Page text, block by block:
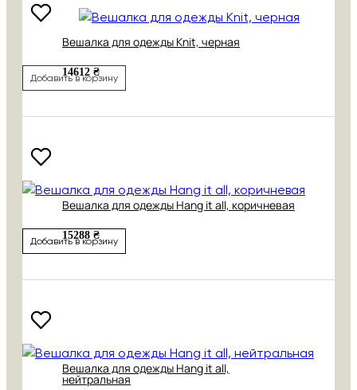
Вешалка для одежды Knit, черная
14612 ₴
Добавить в корзину
Вешалка для одежды Hang it all, коричневая
15288 ₴
Добавить в корзину
Вешалка для одежды Hang it all,
нейтральная